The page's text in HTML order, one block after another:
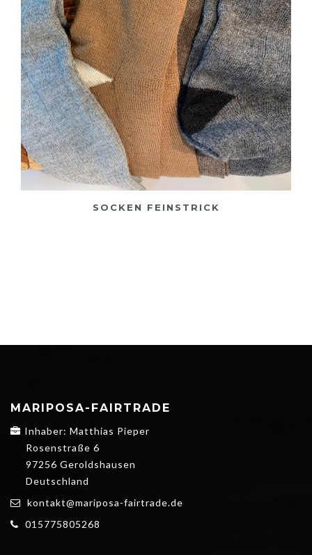
SOCKEN FEINSTRICK
MARIPOSA-FAIRTRADE
Inhaber: Matthias Pieper
Rosenstraße 6
97256 Geroldshausen
Deutschland
kontakt@mariposa-fairtrade.de
015775805268